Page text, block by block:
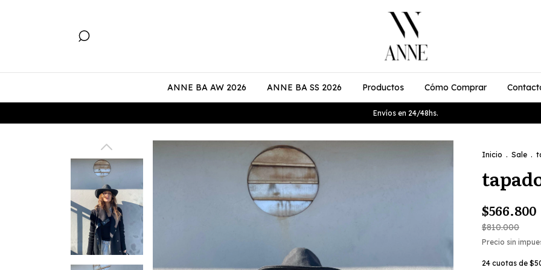
ANNE BA AW 2026 ANNE BA SS 2026 Productos Cómo Comprar
Envíos en 24/48hs.
Inicio . Sale .
$566.800
$810.000
Precio sin
24 cuotas de